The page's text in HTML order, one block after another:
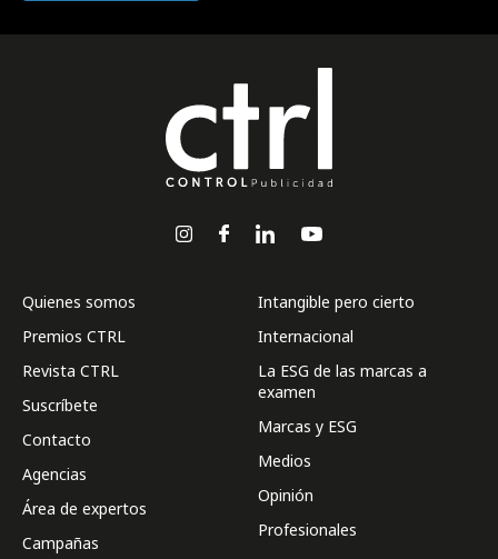
Quienes somos
Premios CTRL
Revista CTRL
Suscríbete
Contacto
Agencias
Área de expertos
Campañas
Intangible pero cierto
Internacional
La ESG de las marcas a
examen
Marcas y ESG
Medios
Opinión
Profesionales